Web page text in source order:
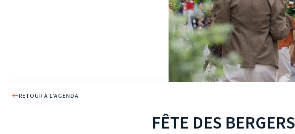
RETOUR À L'AGENDA
FÊTE DES BERGERS